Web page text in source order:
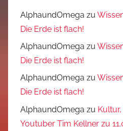
AlphaundOmega zu
Die Erde ist flach!
AlphaundOmega zu
Die Erde ist flach!
AlphaundOmega zu
Die Erde ist flach!
AlphaundOmega zu
Youtuber Tim Kellner zu